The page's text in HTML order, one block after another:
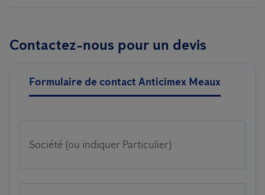
Contactez-nous pour un devis
Formulaire de contact Anticimex Meaux
Société (ou indiquer Particulier)